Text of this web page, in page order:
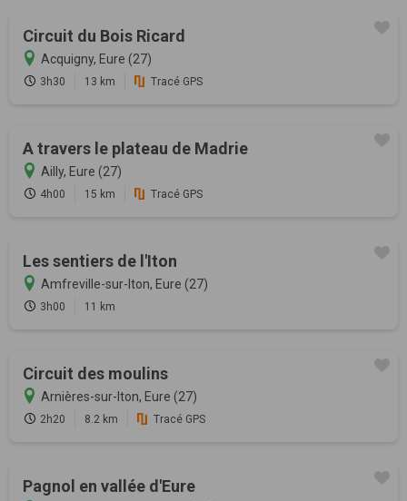
Circuit du Bois Ricard
Acquigny, Eure (27)
3h30 13 km Tracé GPS
A travers le plateau de Madrie
Ailly, Eure (27)
4h00 15 km Tracé GPS
Les sentiers de l'Iton
Amfreville-sur-Iton, Eure (27)
3h00 11 km
Circuit des moulins
Arnières-sur-Iton, Eure (27)
2h20 8.2 km Tracé GPS
Pagnol en vallée d'Eure